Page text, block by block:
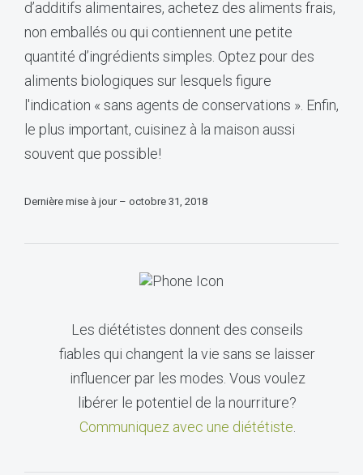
d’additifs alimentaires, achetez des aliments frais,
non emballés ou qui contiennent une petite
quantité d’ingrédients simples. Optez pour des
aliments biologiques sur lesquels figure
l'indication « sans agents de conservations ». Enfin,
le plus important, cuisinez à la maison aussi
souvent que possible!
Dernière mise à jour – octobre 31, 2018
Les diététistes donnent des conseils
fiables qui changent la vie sans se laisser
influencer par les modes. Vous voulez
libérer le potentiel de la nourriture?
Communiquez avec une diététiste